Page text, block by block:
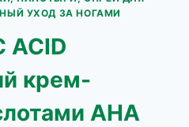
УХОД ЗА НОГАМИ
ACID
крем-
АНА